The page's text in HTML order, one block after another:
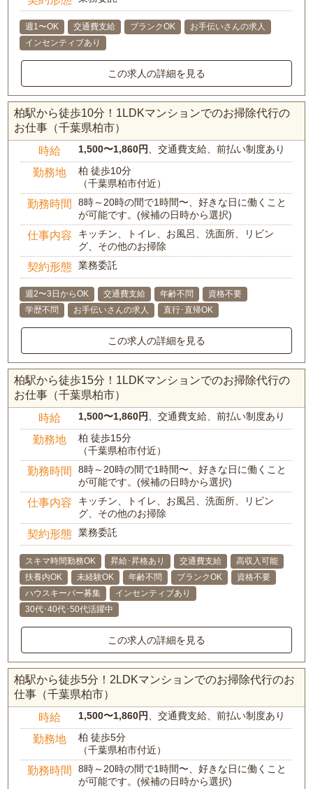
週1〜OK 交通費支給 ブランクOK
お手伝いさんの求人
インセンティブあり
この求人の詳細を見る
柏駅から徒歩10分！1LDKマンションでのお掃除代行の
お仕事（千葉県柏市）
時給 1,500〜1,860円、交通費支給、前払い制度あり
勤務地
柏 徒歩10分
（千葉県柏市付近）
勤務時間
8時～20時の間で1時間〜、好きな日に働くこと
が可能です。(候補の日時から選択)
仕事内容
キッチン、トイレ、お風呂、洗面所、リビン
グ、その他のお掃除
契約形態 業務委託
週2〜3日からOK 交通費支給 年齢不問
資格不要
学歴不問
お手伝いさんの求人 直行･直帰OK
この求人の詳細を見る
柏駅から徒歩15分！1LDKマンションでのお掃除代行の
お仕事（千葉県柏市）
時給 1,500〜1,860円、交通費支給、前払い制度あり
勤務地
柏 徒歩15分
（千葉県柏市付近）
勤務時間
8時～20時の間で1時間〜、好きな日に働くこと
が可能です。(候補の日時から選択)
仕事内容
キッチン、トイレ、お風呂、洗面所、リビン
グ、その他のお掃除
契約形態 業務委託
スキマ時間勤務OK 昇給･昇格あり 交通費支給
高収入可能
扶養内OK
未経験OK 年齢不問 ブランクOK
資格不要
ハウスキーパー募集
インセンティブあり
30代･40代･50代活躍中
この求人の詳細を見る
柏駅から徒歩5分！2LDKマンションでのお掃除代行のお
仕事（千葉県柏市）
時給 1,500〜1,860円、交通費支給、前払い制度あり
勤務地
柏 徒歩5分
（千葉県柏市付近）
勤務時間
8時～20時の間で1時間〜、好きな日に働くこと
が可能です。(候補の日時から選択)